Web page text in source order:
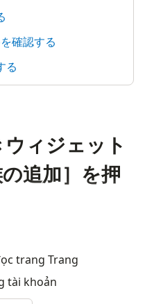
確認する
る
ィジェット
追加］を押
trang Trang
tài khoản